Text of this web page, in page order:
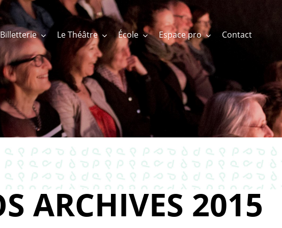
Billetterie Le Théâtre École Espace pro Contact
ARCHIVES 2015